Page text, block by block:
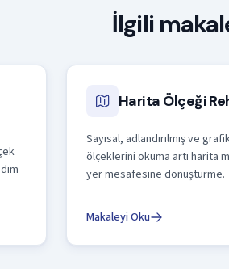
İlgili
Harita Ölçeği
Sayısal, adlandırılmış ve
ölçeklerini okuma artı harita
yer mesafesine dönüştürme.
Makaleyi Oku